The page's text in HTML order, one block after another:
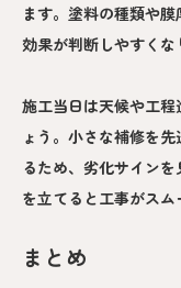
ます。塗料の種類や
効果が判断しやすくな
施工当日は天候や工
ょう。小さな補修を
るため、劣化サイン
を立てると工事がスム
まとめ